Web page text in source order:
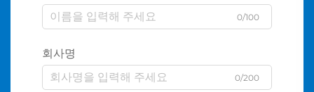
0/100
회사명
0/200